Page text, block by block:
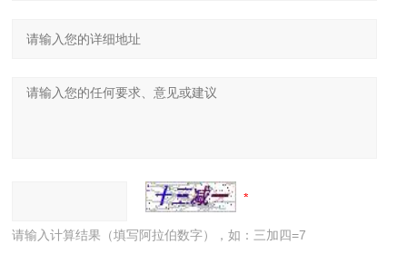
请输入计算结果（填写阿拉伯数字），如：三加四=7